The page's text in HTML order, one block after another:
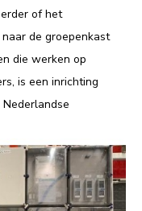
of het
de groepenkast
die werken op
is een inrichting